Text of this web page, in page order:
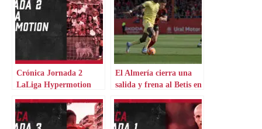
Crónica Jornada 2
LaLiga Hypermotion
El Almería cierra una
salida y frena al Betis en